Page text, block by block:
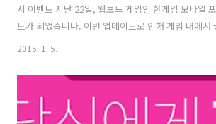
시 이벤트 지난 22일, 웹보드 게임인 한게임 모바일
트가 되었습니다. 이번 업데이트로 인해 게임 내에서
들을 구매할 수가 있는데요. 신규 사용자의 경우, 최초
을 구매하면 20%를 추가로 받습니다. 그 외에 여러
중인데요, 현재 네이버 앱스토어에도 한게임 모바일
양한 혜택이 많다고 하니, 구글플레이 외 네이버 앱
2015. 1. 5.